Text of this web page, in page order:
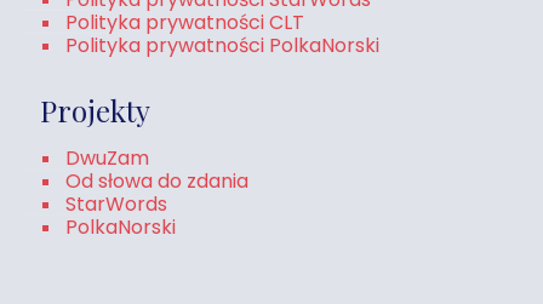
Polityka prywatności CLT
Polityka prywatności PolkaNorski
Projekty
DwuZam
Od słowa do zdania
StarWords
PolkaNorski